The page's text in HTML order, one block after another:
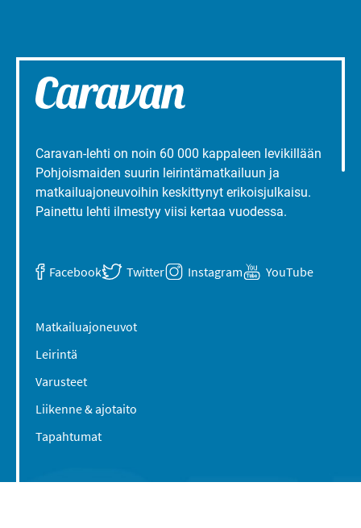
Caravan-lehti on noin 60 000 kappaleen levikillään
Pohjoismaiden suurin leirintämatkailuun ja
matkailuajoneuvoihin keskittynyt erikoisjulkaisu.
Painettu lehti ilmestyy viisi kertaa vuodessa.
Facebook Twitter Instagram YouTube
Matkailuajoneuvot
Leirintä
Varusteet
Liikenne & ajotaito
Tapahtumat